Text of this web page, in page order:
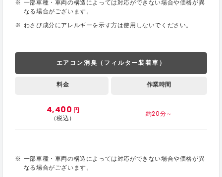
一部車種・車両の構造によっては対応ができない場合や価格が異
なる場合がございます。
わさび成分にアレルギーを示す方は使用しないでください。
エアコン消臭（フィルター装着車）
料金 作業時間
4,400 円
（税込）
約20分～
一部車種・車両の構造によっては対応ができない場合や価格が異
なる場合がございます。